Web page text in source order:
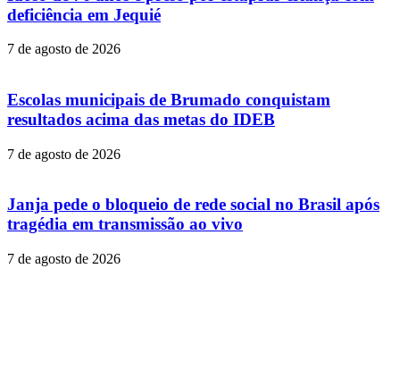
deficiência em Jequié
7 de agosto de 2026
Escolas municipais de Brumado conquistam
resultados acima das metas do IDEB
7 de agosto de 2026
Janja pede o bloqueio de rede social no Brasil após
tragédia em transmissão ao vivo
7 de agosto de 2026